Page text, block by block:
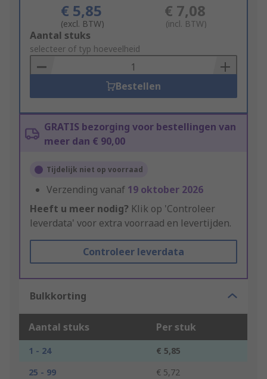
€ 5,85
(excl. BTW)
€ 7,08
(incl. BTW)
Add
to
Basket
Aantal stuks
selecteer of typ hoeveelheid
Bestellen
GRATIS bezorging voor bestellingen van
meer dan € 90,00
Tijdelijk niet op voorraad
Verzending vanaf 19 oktober 2026
Heeft u meer nodig? Klik op 'Controleer
leverdata' voor extra voorraad en levertijden.
Controleer leverdata
Bulkkorting
Aantal stuks Per stuk
1 - 24
€ 5,85
25 - 99
€ 5,72